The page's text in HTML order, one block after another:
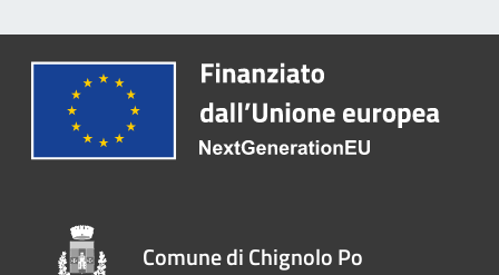
Comune di Chignolo Po